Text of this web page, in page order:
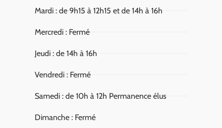
Mardi : de 9h15 à 12h15 et de 14h à 16h
Mercredi : Fermé
Jeudi : de 14h à 16h
Vendredi : Fermé
Samedi : de 10h à 12h Permanence élus
Dimanche : Fermé